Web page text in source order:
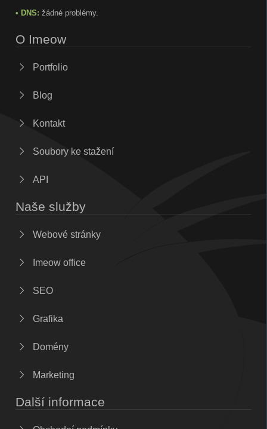
• DNS: žádné problémy.
O Imeow
Portfolio
Blog
Kontakt
Soubory ke stažení
API
Naše služby
Webové stránky
Imeow office
SEO
Grafika
Domény
Marketing
Další informace